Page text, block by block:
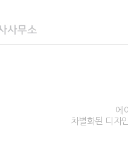
에
차별화된 디자